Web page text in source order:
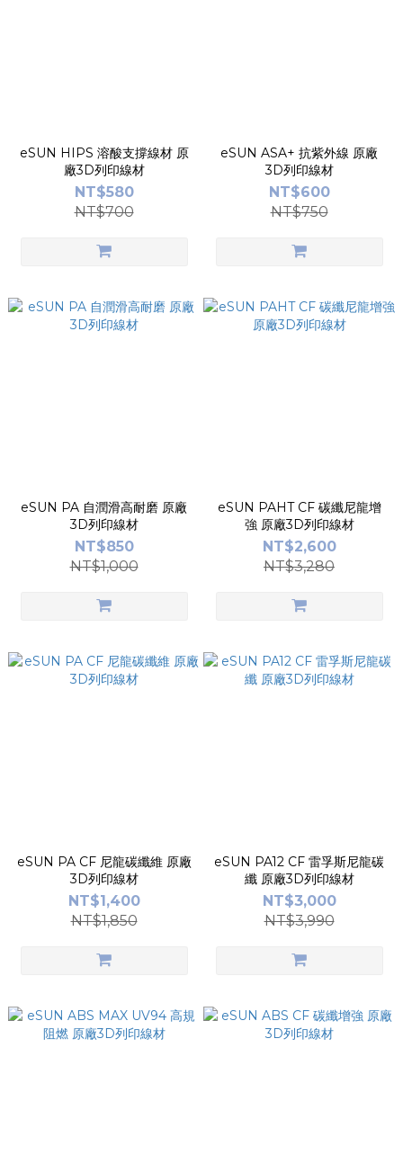
eSUN HIPS 溶酸支撐線材 原
廠3D列印線材
NT$580
NT$700
eSUN ASA+ 抗紫外線 原廠
3D列印線材
NT$600
NT$750
eSUN PA 自潤滑高耐磨 原廠
3D列印線材
NT$850
NT$1,000
eSUN PAHT CF 碳纖尼龍增
強 原廠3D列印線材
NT$2,600
NT$3,280
eSUN PA CF 尼龍碳纖維 原廠
3D列印線材
NT$1,400
NT$1,850
eSUN PA12 CF 雷孚斯尼龍碳
纖 原廠3D列印線材
NT$3,000
NT$3,990